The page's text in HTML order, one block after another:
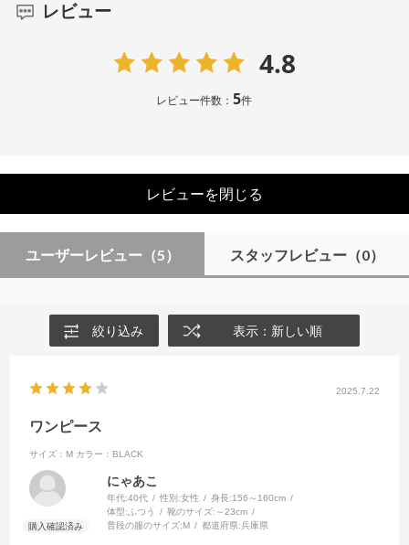
レビュー
4.8
レビュー件数：5件
レビューを閉じる
ユーザーレビュー （5） スタッフレビュー（0）
絞り込み 表示：新しい順
2025.7.22
ワンピース
サイズ：M カラー：BLACK
にゃあこ
年代:40代 性別:女性 身長:156～160cm
体型: ふつう 靴のサイズ: ～23cm
普段の服のサイズ:M 都道府県:兵庫県